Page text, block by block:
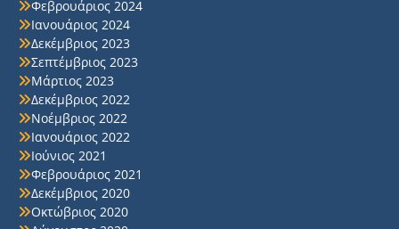
Φεβρουάριος 2024
Ιανουάριος 2024
Δεκέμβριος 2023
Σεπτέμβριος 2023
Μάρτιος 2023
Δεκέμβριος 2022
Νοέμβριος 2022
Ιανουάριος 2022
Ιούνιος 2021
Φεβρουάριος 2021
Δεκέμβριος 2020
Οκτώβριος 2020